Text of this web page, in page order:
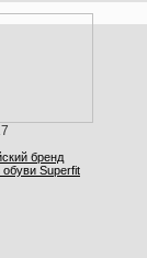
бренд
обуви Superfit